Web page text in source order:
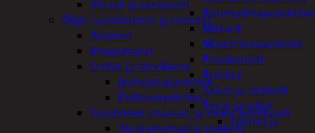
Mittarit
Mutterinvääntimet
Porakoneet
Ruiskut
Sahat ja sirkkelit
Terät ja laikat
Hionta ja
Vinssit ja varusteet
Öljyt, suodattimet ja nesteet
Avaimet
Imupumput
Letkut ja tarvikkeet
Jäähdyttäjänletkut
Polttoaineletkut
Liuottimet, massat, ja muut kemikaalit
Alustamassat ja pakkelit